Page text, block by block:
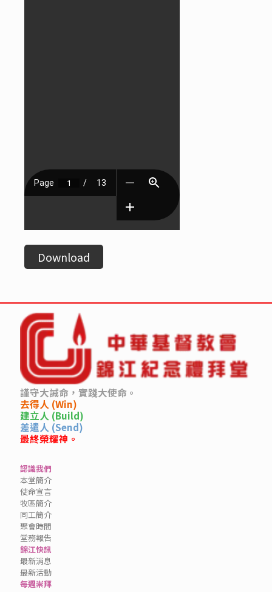
Download
謹守大誡命，實踐大使命。
去得人 (Win)
建立人 (Build)
差遣人 (Send)
最終榮耀神。
認識我們
本堂簡介
使命宣言
牧區簡介
同工簡介
聚會時間
堂務報告
錦江快訊
最新消息
最新活動
每週崇拜